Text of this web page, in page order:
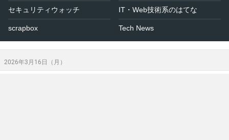
セキュリティウォッチ IT・Web技術系のはてな
scrapbox Tech News
2026年3月16日（月）